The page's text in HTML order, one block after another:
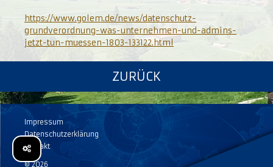
https://www.golem.de/news/datenschutz-
grundverordnung-was-unternehmen-und-admins-
jetzt-tun-muessen-1803-133122.html
ZURÜCK
Impressum
Datenschutzerklärung
Kontakt
© 2026